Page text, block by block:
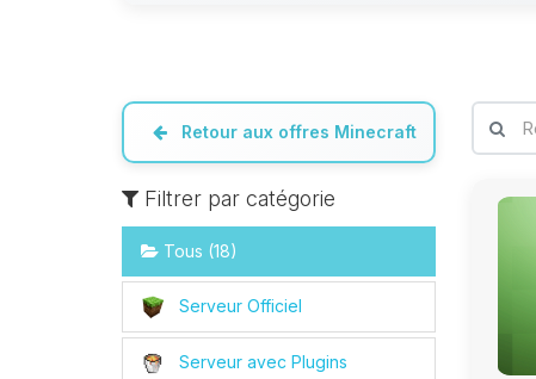
Retour aux offres Minecraft
Filtrer par catégorie
Tous (18)
Serveur Officiel
Serveur avec Plugins